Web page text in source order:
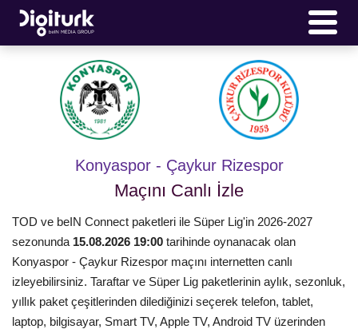
Konyaspor - Çaykur Rizespor
Maçını Canlı İzle
TOD ve beIN Connect paketleri ile Süper Lig'in 2026-2027
sezonunda 15.08.2026 19:00 tarihinde oynanacak olan
Konyaspor - Çaykur Rizespor maçını internetten canlı
izleyebilirsiniz. Taraftar ve Süper Lig paketlerinin aylık, sezonluk,
yıllık paket çeşitlerinden dilediğinizi seçerek telefon, tablet,
laptop, bilgisayar, Smart TV, Apple TV, Android TV üzerinden